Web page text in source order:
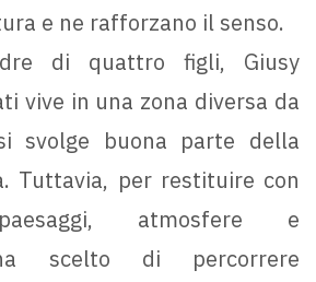
e ne rafforzano il senso.
di quattro figli, Giusy
vive in una zona diversa da
svolge buona parte della
Tuttavia, per restituire con
atmosfere e
scelto di percorrere